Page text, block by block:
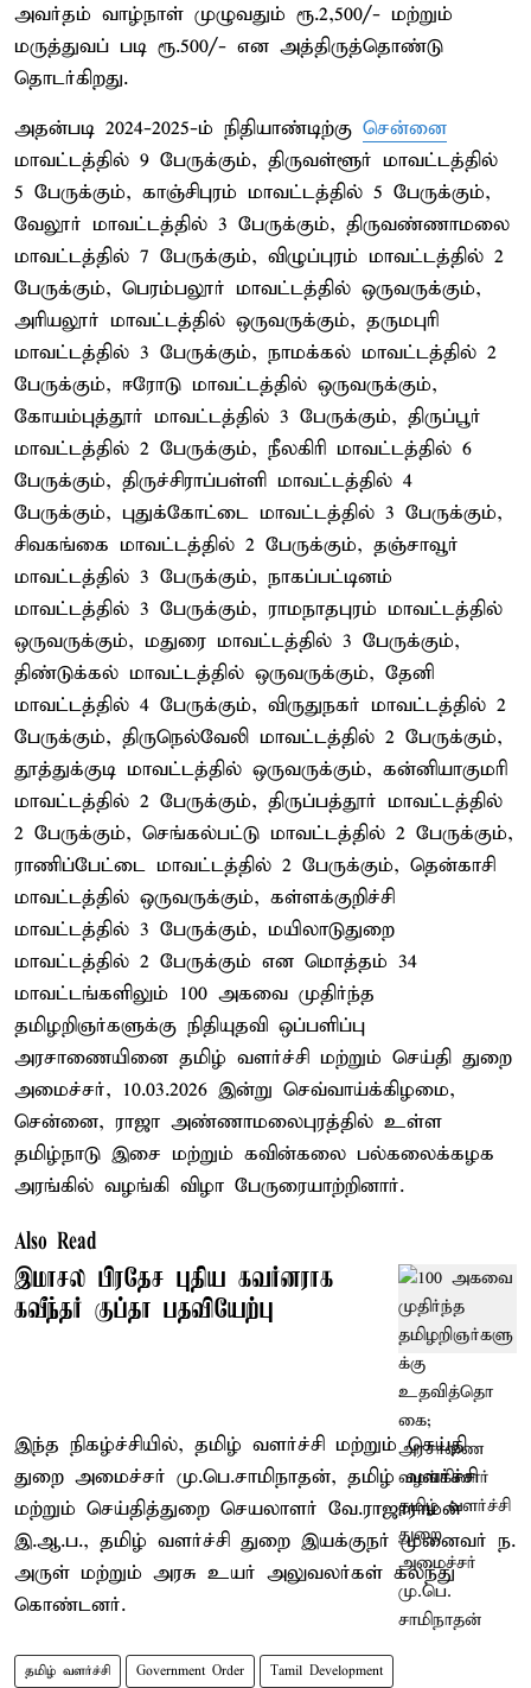
அவர்தம் வாழ்நாள் முழுவதும் ரூ.2,500/- மற்றும்
மருத்துவப் படி ரூ.500/- என அத்திருத்தொண்டு
தொடர்கிறது.
அதன்படி 2024-2025-ம் நிதியாண்டிற்கு சென்னை
மாவட்டத்தில் 9 பேருக்கும், திருவள்ளூர் மாவட்டத்தில்
5 பேருக்கும், காஞ்சிபுரம் மாவட்டத்தில் 5 பேருக்கும்,
வேலூர் மாவட்டத்தில் 3 பேருக்கும், திருவண்ணாமலை
மாவட்டத்தில் 7 பேருக்கும், விழுப்புரம் மாவட்டத்தில் 2
பேருக்கும், பெரம்பலூர் மாவட்டத்தில் ஒருவருக்கும்,
அரியலூர் மாவட்டத்தில் ஒருவருக்கும், தருமபுரி
மாவட்டத்தில் 3 பேருக்கும், நாமக்கல் மாவட்டத்தில் 2
பேருக்கும், ஈரோடு மாவட்டத்தில் ஒருவருக்கும்,
கோயம்புத்தூர் மாவட்டத்தில் 3 பேருக்கும், திருப்பூர்
மாவட்டத்தில் 2 பேருக்கும், நீலகிரி மாவட்டத்தில் 6
பேருக்கும், திருச்சிராப்பள்ளி மாவட்டத்தில் 4
பேருக்கும், புதுக்கோட்டை மாவட்டத்தில் 3 பேருக்கும்,
சிவகங்கை மாவட்டத்தில் 2 பேருக்கும், தஞ்சாவூர்
மாவட்டத்தில் 3 பேருக்கும், நாகப்பட்டினம்
மாவட்டத்தில் 3 பேருக்கும், ராமநாதபுரம் மாவட்டத்தில்
ஒருவருக்கும், மதுரை மாவட்டத்தில் 3 பேருக்கும்,
திண்டுக்கல் மாவட்டத்தில் ஒருவருக்கும், தேனி
மாவட்டத்தில் 4 பேருக்கும், விருதுநகர் மாவட்டத்தில் 2
பேருக்கும், திருநெல்வேலி மாவட்டத்தில் 2 பேருக்கும்,
தூத்துக்குடி மாவட்டத்தில் ஒருவருக்கும், கன்னியாகுமரி
மாவட்டத்தில் 2 பேருக்கும், திருப்பத்தூர் மாவட்டத்தில்
2 பேருக்கும், செங்கல்பட்டு மாவட்டத்தில் 2 பேருக்கும்,
ராணிப்பேட்டை மாவட்டத்தில் 2 பேருக்கும், தென்காசி
மாவட்டத்தில் ஒருவருக்கும், கள்ளக்குறிச்சி
மாவட்டத்தில் 3 பேருக்கும், மயிலாடுதுறை
மாவட்டத்தில் 2 பேருக்கும் என மொத்தம் 34
மாவட்டங்களிலும் 100 அகவை முதிர்ந்த
தமிழறிஞர்களுக்கு நிதியுதவி ஒப்பளிப்பு
அரசாணையினை தமிழ் வளர்ச்சி மற்றும் செய்தி துறை
அமைச்சர், 10.03.2026 இன்று செவ்வாய்க்கிழமை,
சென்னை, ராஜா அண்ணாமலைபுரத்தில் உள்ள
தமிழ்நாடு இசை மற்றும் கவின்கலை பல்கலைக்கழக
அரங்கில் வழங்கி விழா பேருரையாற்றினார்.
Also Read
இமாசல பிரதேச புதிய கவர்னராக
கவீந்தர் குப்தா பதவியேற்பு
இந்த நிகழ்ச்சியில், தமிழ் வளர்ச்சி மற்றும் செய்தி
துறை அமைச்சர் மு.பெ.சாமிநாதன், தமிழ் வளர்ச்சி
மற்றும் செய்தித்துறை செயலாளர் வே.ராஜாராமன்
இ.ஆ.ப., தமிழ் வளர்ச்சி துறை இயக்குநர் முனைவர் ந.
அருள் மற்றும் அரசு உயர் அலுவலர்கள் கலந்து
கொண்டனர்.
தமிழ் வளர்ச்சி Government Order Tamil Development